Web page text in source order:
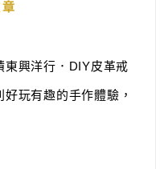
東興洋行．DIY皮革戒
玩有趣的手作體驗，